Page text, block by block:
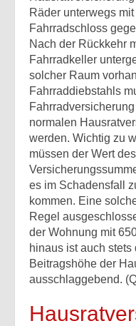
Räder unterwegs
Fahrradschloss
Nach der Rückkehr
Fahrradkeller
solcher Raum
Fahrraddiebstahls
normalen
werden. Wichtig zu
müssen der Wert
es im Schadensfall
kommen. Eine
Regel
der Wohnung mit
hinaus ist auch
Beitragshöhe der
ausschlaggebend.